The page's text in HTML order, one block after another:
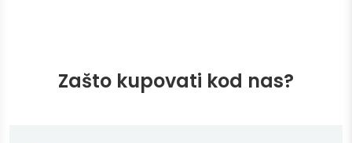
Zašto kupovati kod nas?